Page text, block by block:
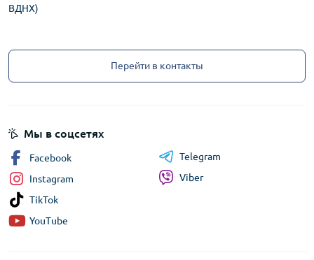
ВДНХ)
Перейти в контакты
Мы в соцсетях
Facebook
Instagram
TikTok
YouTube
Telegram
Viber